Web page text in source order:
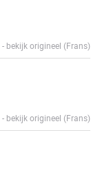
- bekijk origineel (Frans)
- bekijk origineel (Frans)